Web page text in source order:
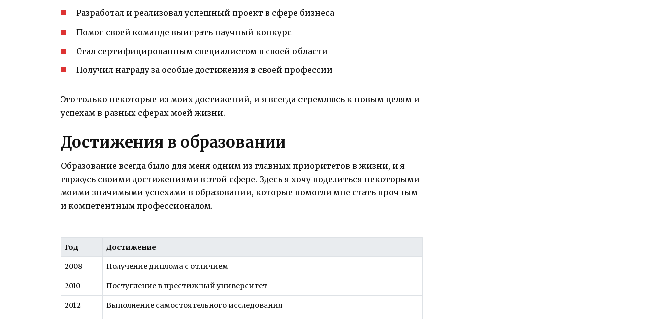
Разработал и реализовал успешный проект в сфере бизнеса
Помог своей команде выиграть научный конкурс
Стал сертифицированным специалистом в своей области
Получил награду за особые достижения в своей профессии
Это только некоторые из моих достижений, и я всегда стремлюсь к новым целям и
успехам в разных сферах моей жизни.
Достижения в образовании
Образование всегда было для меня одним из главных приоритетов в жизни, и я
горжусь своими достижениями в этой сфере. Здесь я хочу поделиться некоторыми
моими значимыми успехами в образовании, которые помогли мне стать прочным
и компетентным профессионалом.
Год Достижение
2008 Получение диплома с отличием
2010 Поступление в престижный университет
2012 Выполнение самостоятельного исследования